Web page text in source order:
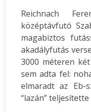
Reichnach
középtávfutó
magabiztos
akadályfutás
3000 méteren
sem adta fel:
elmaradt az Eb-
“lazán” teljesítette